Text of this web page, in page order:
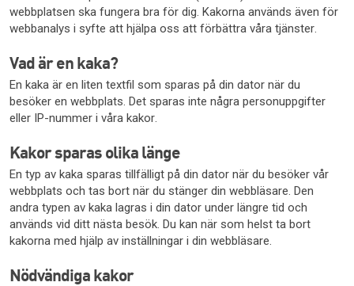
webbplatsen ska fungera bra för dig. Kakorna används även för
webbanalys i syfte att hjälpa oss att förbättra våra tjänster.
Vad är en kaka?
En kaka är en liten textfil som sparas på din dator när du
besöker en webbplats. Det sparas inte några personuppgifter
eller IP-nummer i våra kakor.
Kakor sparas olika länge
En typ av kaka sparas tillfälligt på din dator när du besöker vår
webbplats och tas bort när du stänger din webbläsare. Den
andra typen av kaka lagras i din dator under längre tid och
används vid ditt nästa besök. Du kan när som helst ta bort
kakorna med hjälp av inställningar i din webbläsare.
Nödvändiga kakor